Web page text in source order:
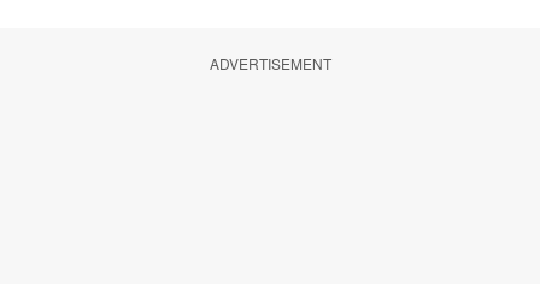
ADVERTISEMENT